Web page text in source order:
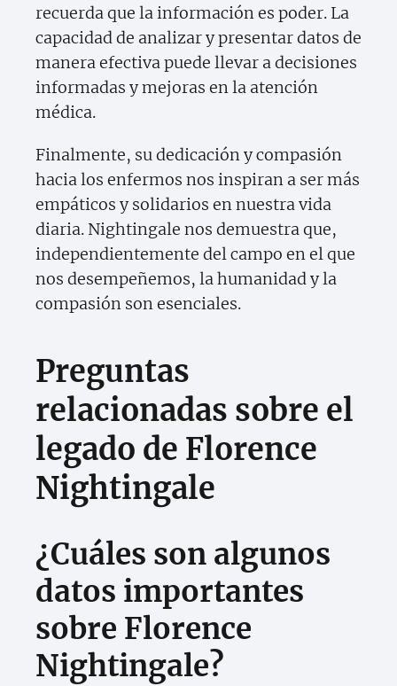
recuerda que la información es poder. La
capacidad de analizar y presentar datos de
manera efectiva puede llevar a decisiones
informadas y mejoras en la atención
médica.
Finalmente, su dedicación y compasión
hacia los enfermos nos inspiran a ser más
empáticos y solidarios en nuestra vida
diaria. Nightingale nos demuestra que,
independientemente del campo en el que
nos desempeñemos, la humanidad y la
compasión son esenciales.
Preguntas
relacionadas sobre el
legado de Florence
Nightingale
¿Cuáles son algunos
datos importantes
sobre Florence
Nightingale?